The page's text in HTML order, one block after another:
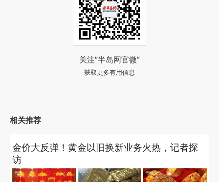
关注“半岛网官微”
获取更多有用信息
相关推荐
金价大反弹！黄金以旧换新业务火热，记者探
访